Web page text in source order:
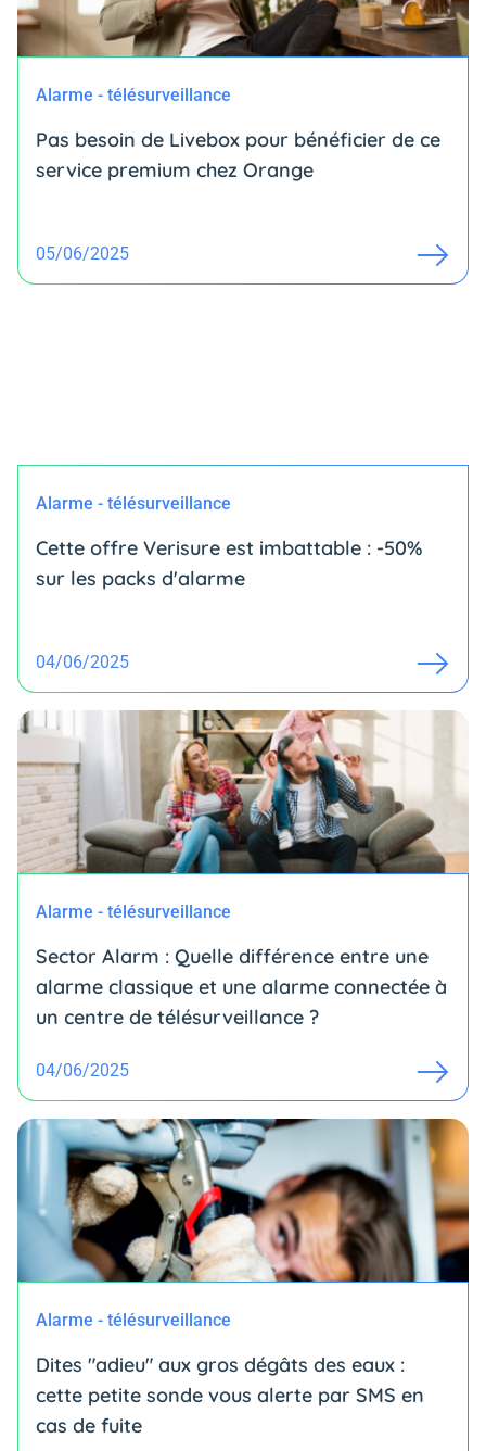
Alarme - télésurveillance
Pas besoin de Livebox pour bénéficier de ce
service premium chez Orange
05/06/2025
Alarme - télésurveillance
Cette offre Verisure est imbattable : -50%
sur les packs d'alarme
04/06/2025
Alarme - télésurveillance
Sector Alarm : Quelle différence entre une
alarme classique et une alarme connectée à
un centre de télésurveillance ?
04/06/2025
Alarme - télésurveillance
Dites "adieu" aux gros dégâts des eaux :
cette petite sonde vous alerte par SMS en
cas de fuite